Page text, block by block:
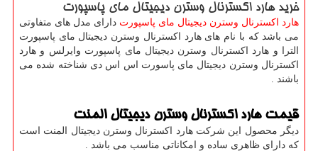
خرید هارد اکسترنال وسترن دیجیتال مای پاسپورت
هارد اکسترنال وسترن دیجیتال مای پاسپورت دارای مدل های متفاوتی
می باشد که با نام های هارد اکسترنال وسترن دیجیتال مای پاسپورت
الترا و هارد اکسترنال وسترن دیجیتال مای پاسپورت وایرلس و هارد
اکسترنال وسترن دیجیتال مای پاسورت اس اس دی شناخته شده می
باشند .
قیمت هارد اکسترنال وسترن دیجیتال المنت
دیگر محصول این شرکت هارد اکسترنال وسترن دیجیتال المنت است
که دارای ظاهری ساده و امکاناتی مناسب می باشد .